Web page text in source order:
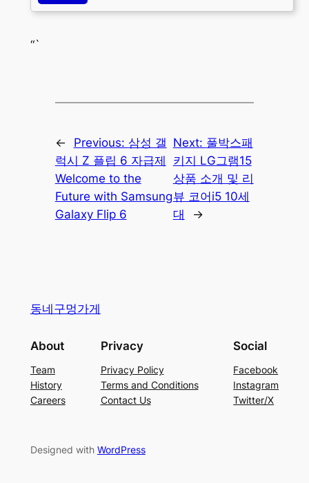
“`
← Previous: 삼성 갤
럭시 Z 플립 6 자급제
Welcome to the
Future with Samsung
Galaxy Flip 6
Next: 풀박스패
키지 LG그램15
상품 소개 및 리
뷰 코어i5 10세
대
→
동네구멍가게
About
Team
History
Careers
Privacy
Privacy Policy
Terms and Conditions
Contact Us
Social
Facebook
Instagram
Twitter/X
Designed with WordPress